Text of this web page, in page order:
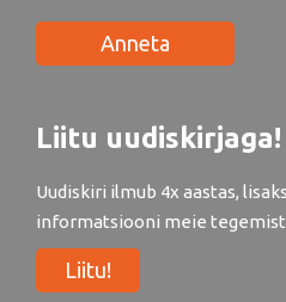
Anneta
Liitu uudiskirjaga!
Uudiskiri ilmub 4x aastas,
informatsiooni meie
Liitu!